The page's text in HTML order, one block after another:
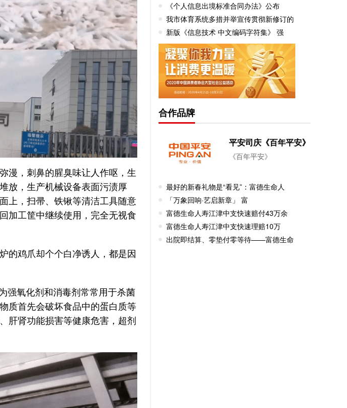
漫，刺鼻的腥臭味让人作呕，生
放，生产机械设备表面污渍厚
上，扫帚、铁锹等清洁工具随意
加工筐中继续使用，完全无视食
的鸡爪却个个白净诱人，都是因
强氧化剂和消毒剂常常用于杀菌
质首先会破坏食品中的蛋白质等
肝肾功能损害等健康危害，超剂
《个人信息出境标准合同办法》公布
我市体育系统多措并举宣传贯彻新修订的
新版《信息技术 中文编码字符集》 强
合作品牌
平安司庆《百年平安》
《百年平安》
最好的新春礼物是“看见”：富德生命人
「万象回响·艺启新章」 富
富德生命人寿江津中支快速赔付43万余
富德生命人寿江津中支快速理赔10万
出院即结算、零垫付零等待——富德生命